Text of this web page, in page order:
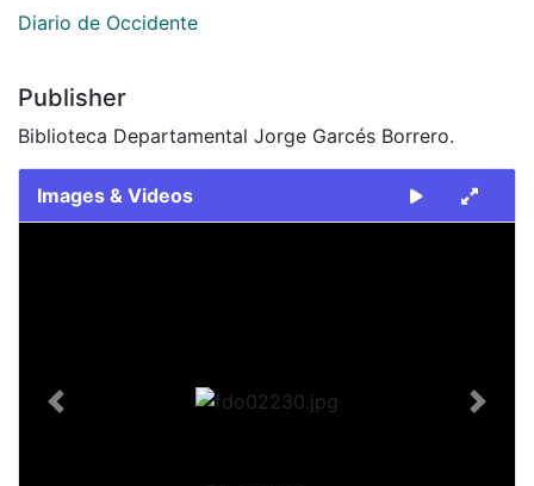
Diario de Occidente
Publisher
Biblioteca Departamental Jorge Garcés Borrero.
Images & Videos
Previous Next